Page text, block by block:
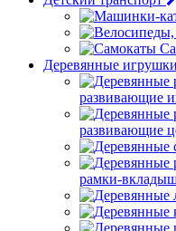
Деревянные игрушки
развивающие
развивающие
рамки-